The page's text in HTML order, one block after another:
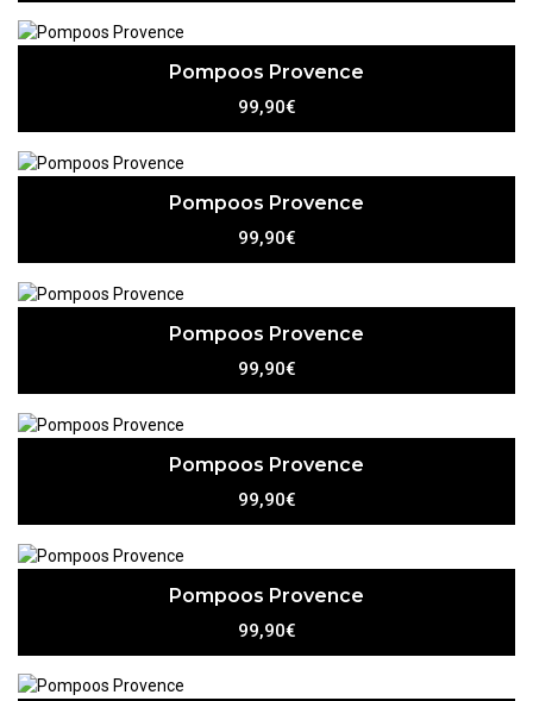
Pompoos Provence
99,90€
Pompoos Provence
99,90€
Pompoos Provence
99,90€
Pompoos Provence
99,90€
Pompoos Provence
99,90€